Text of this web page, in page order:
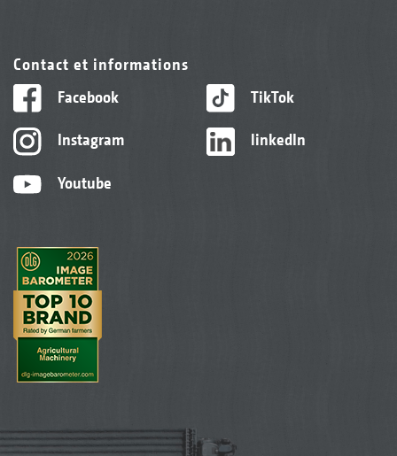
Contact et informations
Facebook
Instagram
Youtube
TikTok
linkedIn